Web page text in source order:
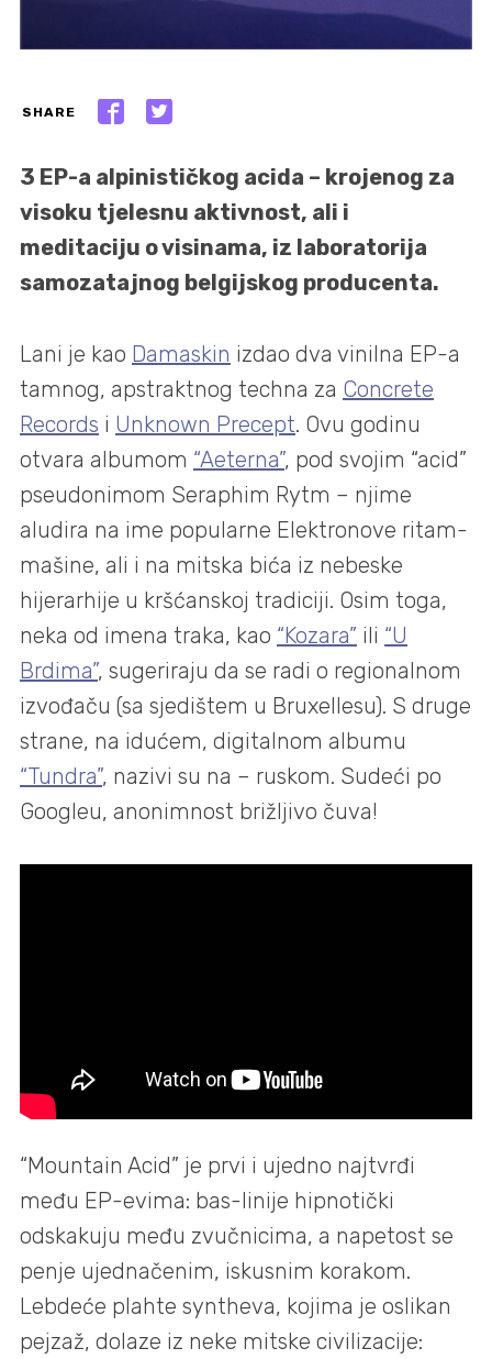
SHARE
3 EP-a alpinističkog acida – krojenog za
visoku tjelesnu aktivnost, ali i
meditaciju o visinama, iz laboratorija
samozatajnog belgijskog producenta.
Lani je kao Damaskin izdao dva vinilna EP-a
tamnog, apstraktnog techna za Concrete
Records i Unknown Precept. Ovu godinu
otvara albumom “Aeterna”, pod svojim “acid”
pseudonimom Seraphim Rytm – njime
aludira na ime popularne Elektronove ritam-
mašine, ali i na mitska bića iz nebeske
hijerarhije u kršćanskoj tradiciji. Osim toga,
neka od imena traka, kao “Kozara” ili “U
Brdima”, sugeriraju da se radi o regionalnom
izvođaču (sa sjedištem u Bruxellesu). S druge
strane, na idućem, digitalnom albumu
“Tundra”, nazivi su na – ruskom. Sudeći po
Googleu, anonimnost brižljivo čuva!
“Mountain Acid” je prvi i ujedno najtvrđi
među EP-evima: bas-linije hipnotički
odskakuju među zvučnicima, a napetost se
penje ujednačenim, iskusnim korakom.
Lebdeće plahte syntheva, kojima je oslikan
pejzaž, dolaze iz neke mitske civilizacije: